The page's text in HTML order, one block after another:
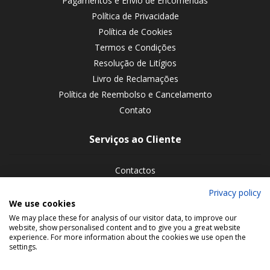
Política de Privacidade
Política de Cookies
Termos e Condições
Resolução de Litígios
Livro de Reclamações
Política de Reembolso e Cancelamento
Contato
Serviços ao Cliente
Contactos
Siga-nos nas redes sociais
Privacy policy
We use cookies
We may place these for analysis of our visitor data, to improve our
website, show personalised content and to give you a great website
experience. For more information about the cookies we use open the
settings.